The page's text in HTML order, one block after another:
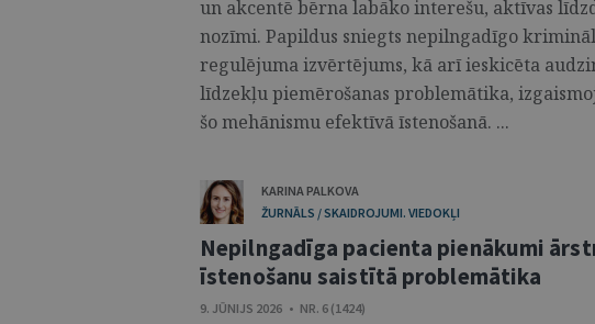
un akcentē bērna labāko interešu, aktīvas
nozīmi. Papildus sniegts nepilngadīgo
regulējuma izvērtējums, kā arī ieskicēta
līdzekļu piemērošanas problemātika,
šo mehānismu efektīvā īstenošanā. ...
KARINA PALKOVA
ŽURNĀLS / SKAIDROJUMI. VIEDOKĻI
Nepilngadīga pacienta pienākumi
īstenošanu saistītā problemātika
9. JŪNIJS 2026 • NR. 6 (1424)